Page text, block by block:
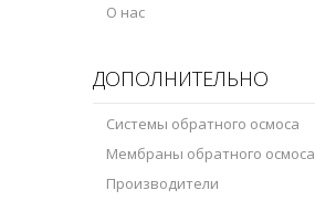
О нас
ДОПОЛНИТЕЛЬНО
Системы обратного осмоса
Мембраны обратного осмоса
Производители